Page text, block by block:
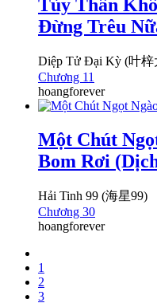
Tùy Thân
Đừng Trêu
Diệp Tử Đại Kỳ (叶梓
Chương 11
hoangforever
Một Chút
Bom Rơi
Hải Tinh 99 (海星99)
Chương 30
hoangforever
1
2
3